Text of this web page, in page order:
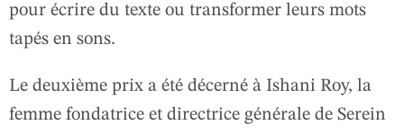
pour écrire du texte ou transformer leurs mots
tapés en sons.
Le deuxième prix a été décerné à Ishani Roy, la
femme fondatrice et directrice générale de Serein